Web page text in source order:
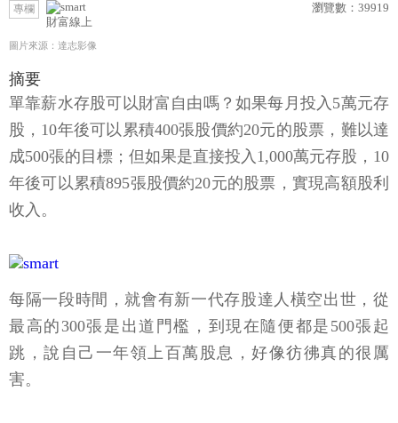
專欄
財富線上
瀏覽數： 39919
圖片來源：達志影像
摘要
單靠薪水存股可以財富自由嗎？如果每月投入5萬元存
股，10年後可以累積400張股價約20元的股票，難以達
成500張的目標；但如果是直接投入1,000萬元存股，10
年後可以累積895張股價約20元的股票，實現高額股利
收入。
每隔一段時間，就會有新一代存股達人橫空出世，從
最高的300張是出道門檻，到現在隨便都是500張起
跳，說自己一年領上百萬股息，好像彷彿真的很厲
害。